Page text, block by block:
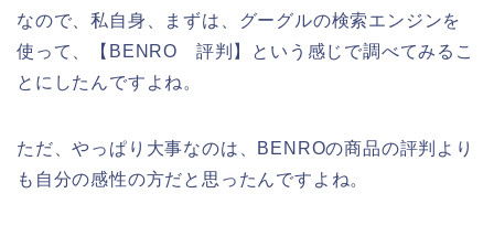
なので、私自身、まずは、グーグルの検索エンジンを
使って、【BENRO 評判】という感じで調べてみるこ
とにしたんですよね。
ただ、やっぱり大事なのは、BENROの商品の評判より
も自分の感性の方だと思ったんですよね。